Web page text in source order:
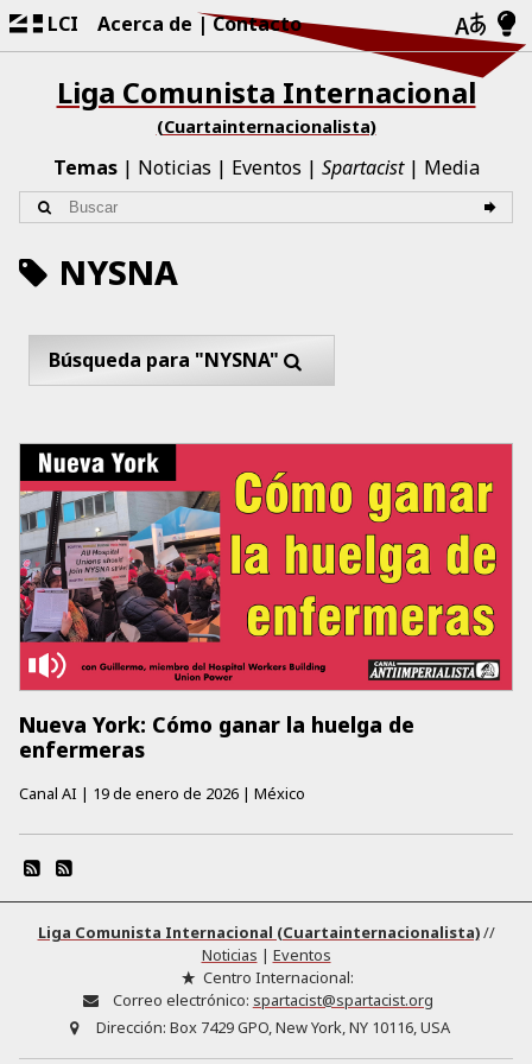
LCI Acerca de Contacto
Liga Comunista Internacional
(Cuartainternacionalista)
Temas Noticias Eventos Spartacist Media
NYSNA
Búsqueda para "NYSNA"
Nueva York: Cómo ganar la huelga de
enfermeras
Canal AI | 19 de enero de 2026 | México
Liga Comunista Internacional (Cuartainternacionalista)//
Noticias | Eventos
Centro Internacional:
Correo electrónico: spartacist@spartacist.org
Dirección: Box 7429 GPO, New York, NY 10116, USA